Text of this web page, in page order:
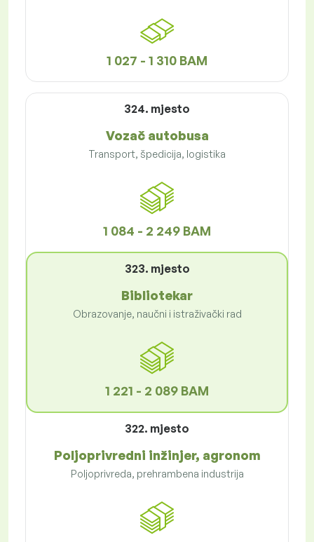
1 027 - 1 310 BAM
324. mjesto
Vozač autobusa
Transport, špedicija, logistika
1 084 - 2 249 BAM
323. mjesto
Bibliotekar
Obrazovanje, naučni i istraživački rad
1 221 - 2 089 BAM
322. mjesto
Poljoprivredni inžinjer, agronom
Poljoprivreda, prehrambena industrija